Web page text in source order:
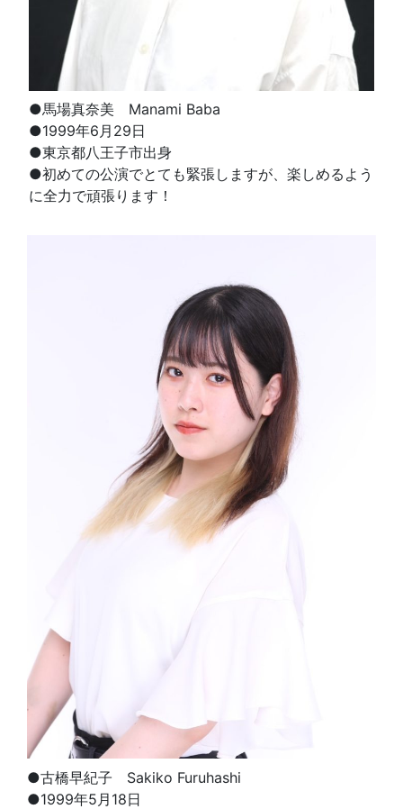
●馬場真奈美 Manami Baba
●1999年6月29日
●東京都八王子市出身
●初めての公演でとても緊張しますが、楽しめるよう
に全力で頑張ります！
●古橋早紀子 Sakiko Furuhashi
●1999年5月18日